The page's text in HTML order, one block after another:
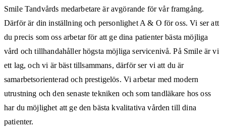
Smile Tandvårds medarbetare är avgörande för vår framgång.
Därför är din inställning och personlighet A & O för oss. Vi ser att
du precis som oss arbetar för att ge dina patienter bästa möjliga
vård och tillhandahåller högsta möjliga servicenivå. På Smile är vi
ett lag, och vi är bäst tillsammans, därför ser vi att du är
samarbetsorienterad och prestigelös. Vi arbetar med modern
utrustning och den senaste tekniken och som tandläkare hos oss
har du möjlighet att ge den bästa kvalitativa vården till dina
patienter.